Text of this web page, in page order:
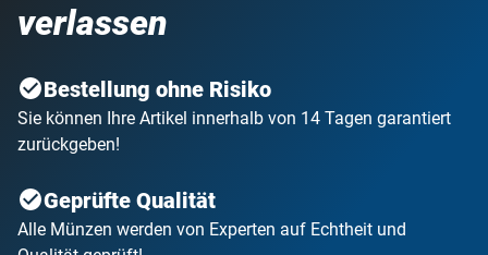
verlassen
Bestellung ohne Risiko
Sie können Ihre Artikel innerhalb von 14 Tagen garantiert
zurückgeben!
Geprüfte Qualität
Alle Münzen werden von Experten auf Echtheit und